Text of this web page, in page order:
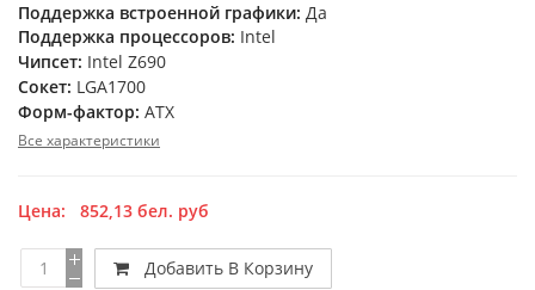
Поддержка встроенной графики: Да
Поддержка процессоров: Intel
Чипсет: Intel Z690
Сокет: LGA1700
Форм-фактор: ATX
Все характеристики
Цена: 852,13 бел. руб
Добавить В Корзину